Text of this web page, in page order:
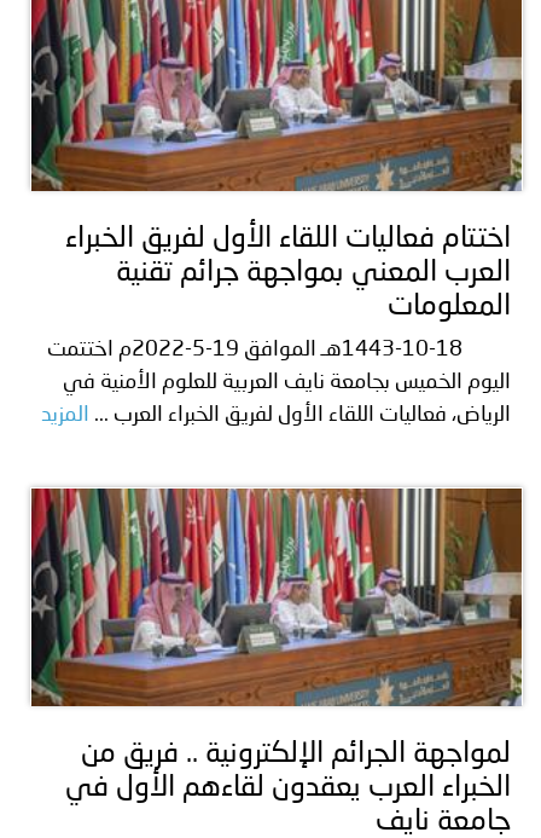
اختتام فعاليات اللقاء الأول لفريق الخبراء
العرب المعني بمواجهة جرائم تقنية
المعلومات
1443-10-18هـ الموافق 19-5-2022م اختتمت
اليوم الخميس بجامعة نايف العربية للعلوم الأمنية في
الرياض، فعاليات اللقاء الأول لفريق الخبراء العرب ...
المزيد
لمواجهة الجرائم الإلكترونية .. فريق من
الخبراء العرب يعقدون لقاءهم الأول في
جامعة نايف